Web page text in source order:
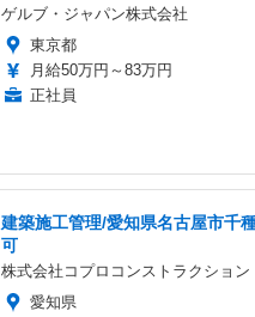
ゲルブ・ジャパン株式会社
東京都
月給50万円～83万円
正社員
建築施工管理/愛知県名古屋市千
可
株式会社コプロコンストラクション
愛知県